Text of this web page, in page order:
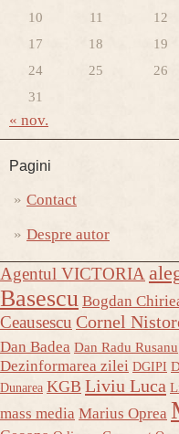
10
11 12
17
18 19
24
25 26
31
« nov.
Pagini
Contact
Despre autor
Agentul VICTORIA
Basescu Bogdan
Ceausescu Cornel
Dan Badea Dan Radu Rusanu
Dezinformarea zilei DGIPI
Dunarea KGB Liviu Luca
mass media Marius Oprea